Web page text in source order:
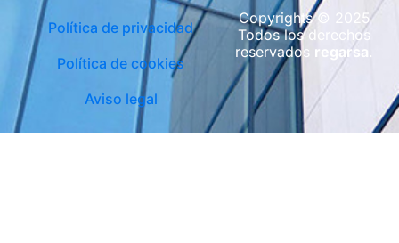
Política de privacidad
Política de cookies
Aviso legal
Copyrights © 2025
Todos los derechos
reservados regarsa .